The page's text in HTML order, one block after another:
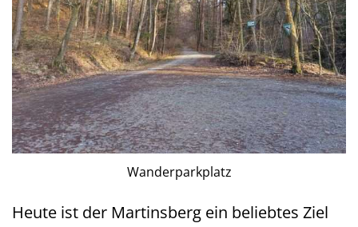
Wanderparkplatz
Heute ist der Martinsberg ein beliebtes Ziel